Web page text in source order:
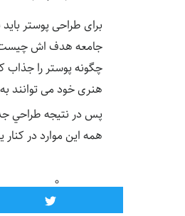
برای طراحی پوستر
جامعه هدف اش چیست؟
چگونه پوستر را
هنری خود می توانند
پس در نتیجه طراحي
همه این موارد در